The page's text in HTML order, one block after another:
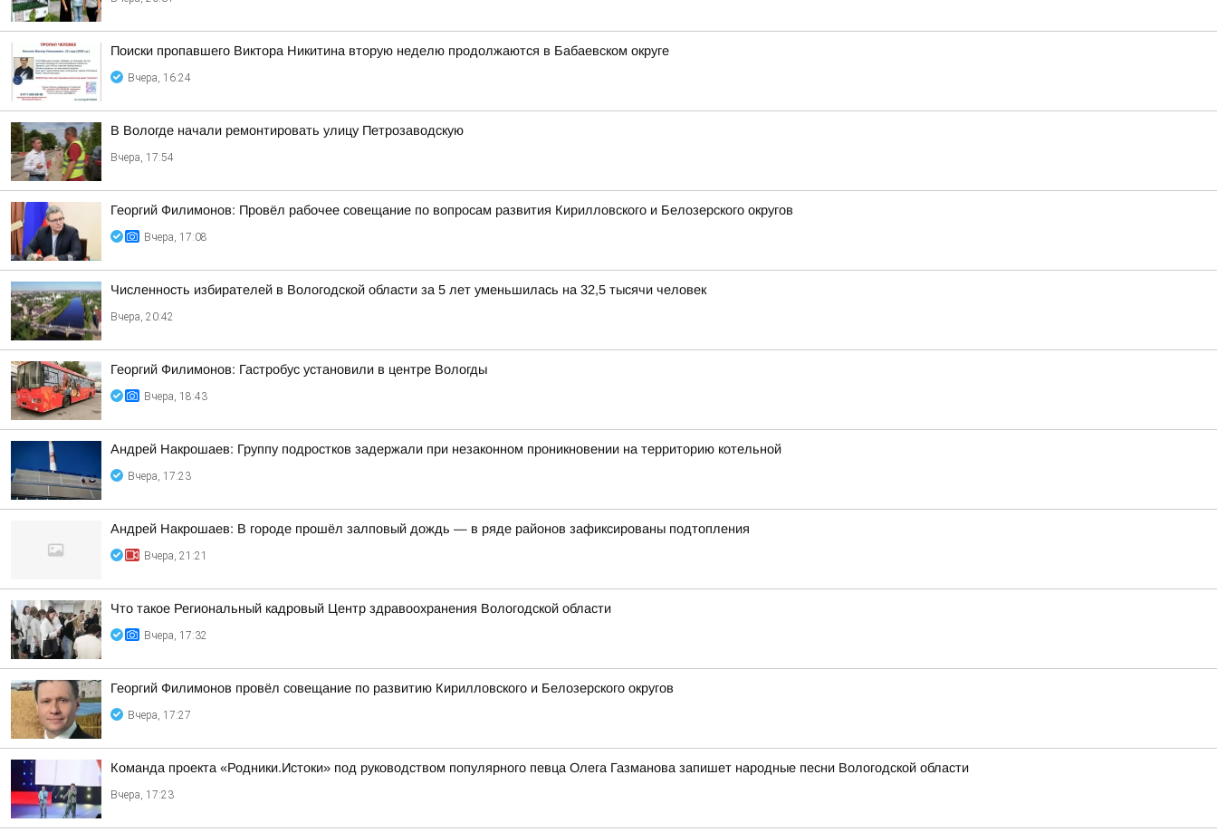
Поиски пропавшего Виктора Никитина вторую неделю продолжаются в Бабаевском округе
Вчера, 16:24
В Вологде начали ремонтировать улицу Петрозаводскую
Вчера, 17:54
Георгий Филимонов: Провёл рабочее совещание по вопросам развития Кирилловского и Белозерского округов
Вчера, 17:08
Численность избирателей в Вологодской области за 5 лет уменьшилась на 32,5 тысячи человек
Вчера, 20:42
Георгий Филимонов: Гастробус установили в центре Вологды
Вчера, 18:43
Андрей Накрошаев: Группу подростков задержали при незаконном проникновении на территорию котельной
Вчера, 17:23
Андрей Накрошаев: В городе прошёл залповый дождь — в ряде районов зафиксированы подтопления
Вчера, 21:21
Что такое Региональный кадровый Центр здравоохранения Вологодской области
Вчера, 17:32
Георгий Филимонов провёл совещание по развитию Кирилловского и Белозерского округов
Вчера, 17:27
Команда проекта «Родники.Истоки» под руководством популярного певца Олега Газманова запишет народные песни Вологодской области
Вчера, 17:23